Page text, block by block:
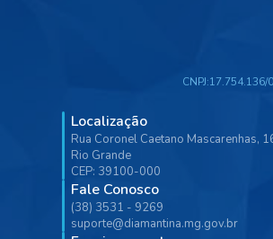
Localização
Rua Coronel Caetano Mascarenhas,
Rio Grande
CEP: 39100-000
Fale Conosco
(38) 3531 - 9269
suporte@diamantina.mg.gov.br
CNPJ:17.754.136/